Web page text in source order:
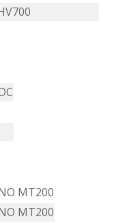
MT200
MT200